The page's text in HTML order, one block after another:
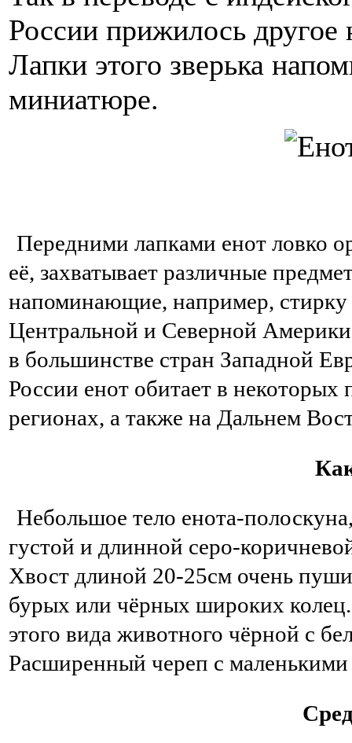
России прижилось другое
Лапки этого зверька
миниатюре.
Передними лапками енот ловко
её, захватывает различные
напоминающие, например, стирку
Центральной и Северной
в большинстве стран Западной
России енот обитает в
регионах, а также на Дальнем
Небольшое тело енота-
густой и длинной серо-
Хвост длиной 20-25см очень
бурых или чёрных широких
этого вида животного чёрной с
Расширенный череп с